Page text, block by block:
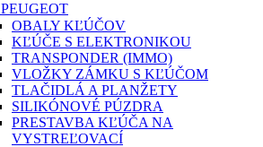
PEUGEOT
OBALY KĽÚČOV
KĽÚČE S ELEKTRONIKOU
TRANSPONDER (IMMO)
VLOŽKY ZÁMKU S KĽÚČOM
TLAČIDLÁ A PLANŽETY
SILIKÓNOVÉ PÚZDRA
PRESTAVBA KĽÚČA NA
VYSTREĽOVACÍ